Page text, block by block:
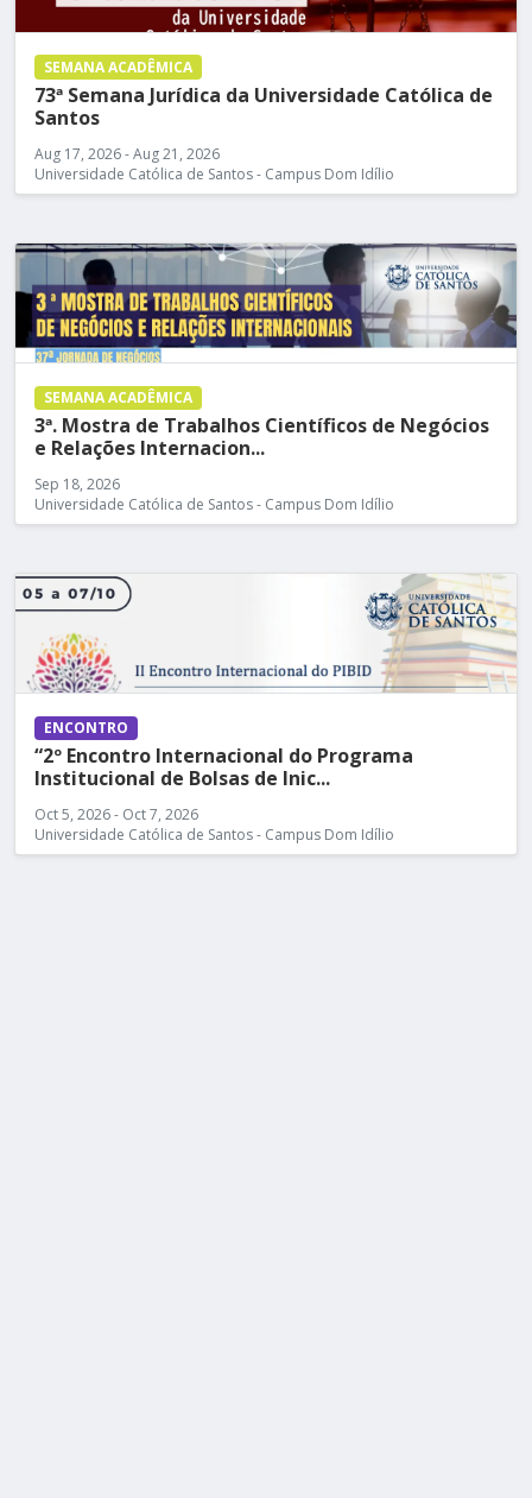
SEMANA ACADÊMICA
73ª Semana Jurídica da Universidade Católica de
Santos
Aug 17, 2026 - Aug 21, 2026
Universidade Católica de Santos - Campus Dom Idílio
SEMANA ACADÊMICA
3ª. Mostra de Trabalhos Científicos de Negócios
e Relações Internacion...
Sep 18, 2026
Universidade Católica de Santos - Campus Dom Idílio
ENCONTRO
“2º Encontro Internacional do Programa
Institucional de Bolsas de Inic...
Oct 5, 2026 - Oct 7, 2026
Universidade Católica de Santos - Campus Dom Idílio